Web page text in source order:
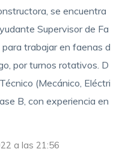
se encuentra
Supervisor de Fa
trabajar en faenas d
por turnos rotativos. D
(Mecánico, Eléctri
B, con experiencia en
a las 21:56